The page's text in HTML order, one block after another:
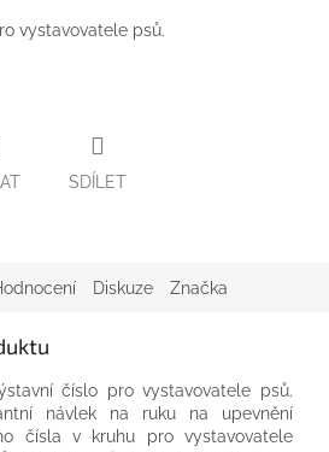
vystavovatele psů.
SDÍLET
Diskuze Značka
číslo pro vystavovatele psů.
návlek na ruku na
upevnění
čísla v kruhu pro vystavovatele